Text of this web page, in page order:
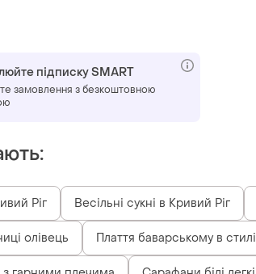
підписку SMART
замовлення з безкоштовною
Ріг Весільні сукні в Кривий Ріг
олівець Плаття баварському в стилі